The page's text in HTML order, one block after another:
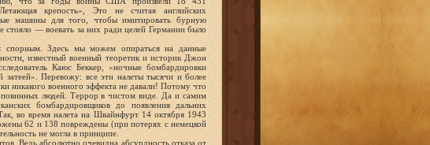
крепость», Это не считая английских
машины для того, чтобы имитировать бурную
стояло — воевать за них ради целей Германии было
спорным. Здесь мы можем опираться на данные
известный военный теоретик и историк Джон
Каюс Беккер, «ночные бомбардировки
Перевожу: все эти налеты тысячи и более
никакого военного эффекта не давали! Потому что
людей. Террор в чистом виде. Да и самим
бомбардировщиков до появления дальних
во время налета на Швайнфурт 14 октября 1943
62 и 138 повреждены (при потерях с немецкой
не могла в принципе.
Ведь абсолютно очевидна абсурдность отказа от